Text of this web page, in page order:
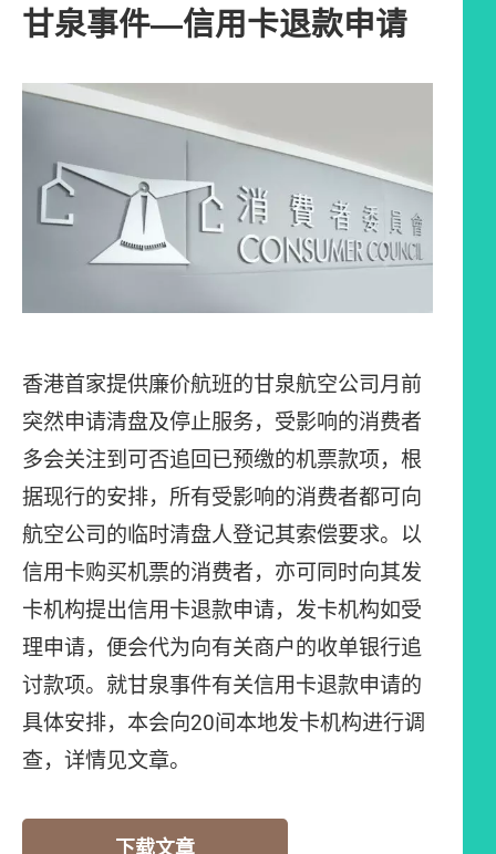
甘泉事件―信用卡退款申请
香港首家提供廉价航班的甘泉航空公司月前
突然申请清盘及停止服务，受影响的消费者
多会关注到可否追回已预缴的机票款项，根
据现行的安排，所有受影响的消费者都可向
航空公司的临时清盘人登记其索偿要求。以
信用卡购买机票的消费者，亦可同时向其发
卡机构提出信用卡退款申请，发卡机构如受
理申请，便会代为向有关商户的收单银行追
讨款项。就甘泉事件有关信用卡退款申请的
具体安排，本会向20间本地发卡机构进行调
查，详情见文章。
下载文章